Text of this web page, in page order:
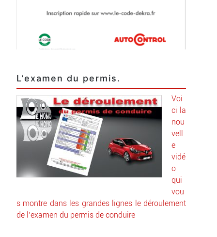
L’examen du permis.
Voi
ci la
nou
vell
e
vidé
o
qui
vou
s montre dans les grandes lignes le déroulement
de l’examen du permis de conduire